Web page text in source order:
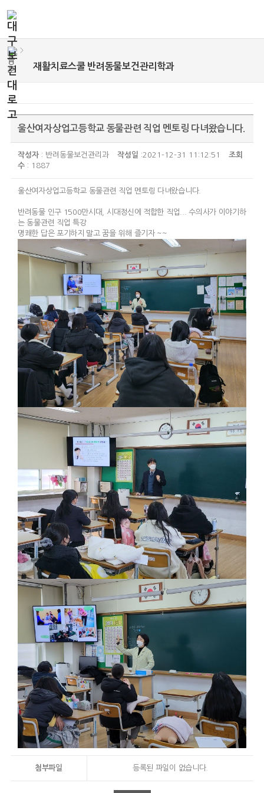
재활치료스쿨 반려동물보건관리학과
>
울산여자상업고등학교 동물관련 직업 멘토링 다녀왔습니다.
작성자 : 반려동물보건관리과 작성일 :2021-12-31 11:12:51
조회
수 : 1887
울산여자상업고등학교 동물관련 직업 멘토링 다녀왔습니다.
반려동물 인구 1500만시대, 시대정신에 적합한 직업... 수의사가 이야기하
는 동물관련 직업 특강
명쾌한 답은 포기하지 말고 꿈을 위해 즐기자 ~~
첨부파일 등록된 파일이 없습니다.